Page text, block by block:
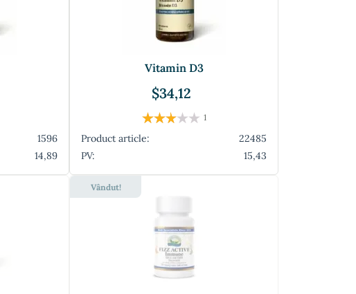
1596
14,89
Vitamin D3
$34,12
1
Product article:
22485
PV:
15,43
Vândut!